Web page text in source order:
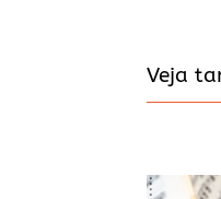
Veja